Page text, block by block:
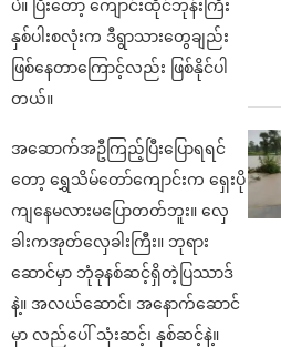
ပဲ။ ပြီးတော့ ကျောင်းထိုင်ဘုန်းကြီး
နှစ်ပါးစလုံးက ဒီရွာသားတွေချည်း
ဖြစ်နေတာကြောင့်လည်း ဖြစ်နိုင်ပါ
တယ်။
အဆောက်အဦကြည့်ပြီးပြောရရင်
တော့ ရွှေသိမ်တော်ကျောင်းက ရှေးပို
ကျနေမလားမပြောတတ်ဘူး။ လှေ
ခါးကအုတ်လှေခါးကြီး။ ဘုရား
ဆောင်မှာ ဘုံခုနစ်ဆင့်ရှိတဲ့ပြဿာဒ်
နဲ့။ အလယ်ဆောင်၊ အနောက်ဆောင်
မှာ လည်ပေါ် သုံးဆင့်၊ နှစ်ဆင့်နဲ့။